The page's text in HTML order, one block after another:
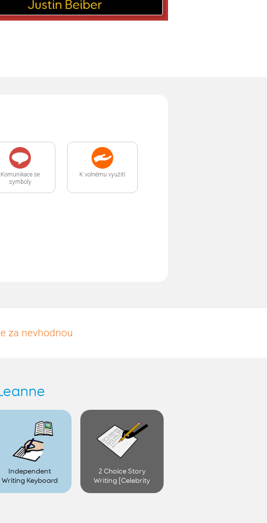
Komunikace se
symboly
K volnému využití
za nevhodnou
Independent
Writing Keyboard
2 Choice Story
Writing [Celebrity